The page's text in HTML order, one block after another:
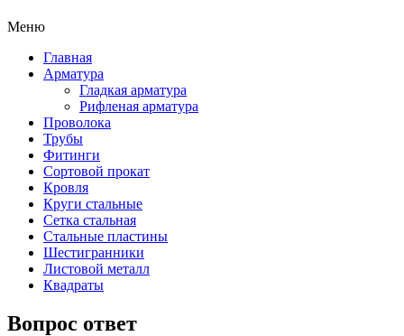
Меню
Главная
Арматура
Гладкая арматура
Рифленая арматура
Проволока
Трубы
Фитинги
Сортовой прокат
Кровля
Круги стальные
Сетка стальная
Стальные пластины
Шестигранники
Листовой металл
Квадраты
Вопрос ответ